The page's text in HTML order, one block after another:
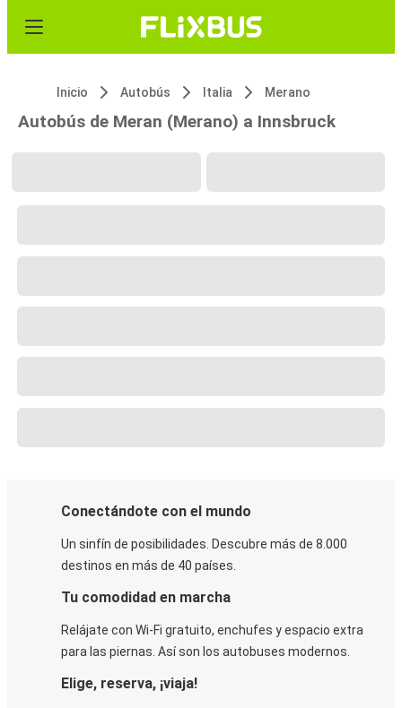
Inicio Autobús Italia Merano
Autobús de Meran (Merano) a Innsbruck
Conectándote con el mundo
Un sinfín de posibilidades. Descubre más de 8.000
destinos en más de 40 países.
Tu comodidad en marcha
Relájate con Wi-Fi gratuito, enchufes y espacio extra
para las piernas. Así son los autobuses modernos.
Elige, reserva, ¡viaja!